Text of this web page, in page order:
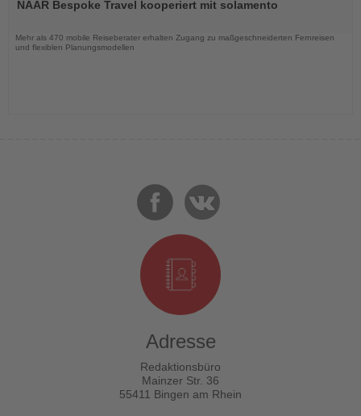
dieNAAR Bespoke Travel kooperiert mit solamento
Mehr als 470 mobile Reiseberater erhalten Zugang zu maßgeschneiderten Fernreisen
und flexiblen Planungsmodellen
Adresse
Redaktionsbüro
Mainzer Str. 36
55411 Bingen am Rhein